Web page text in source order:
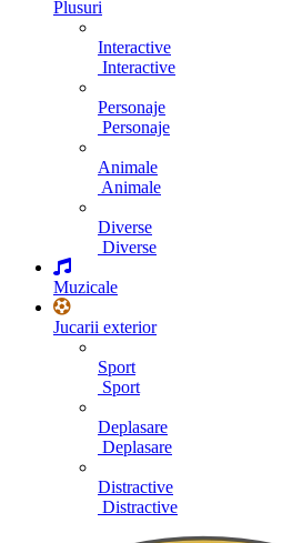
Plusuri
Interactive
Interactive
Personaje
Personaje
Animale
Animale
Diverse
Diverse
Muzicale
Jucarii exterior
Sport
Sport
Deplasare
Deplasare
Distractive
Distractive